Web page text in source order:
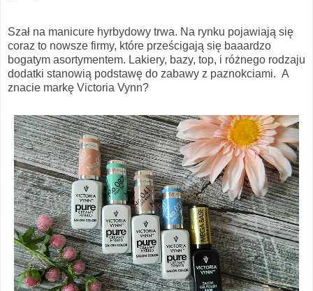
Szał na manicure hyrbydowy trwa. Na rynku pojawiają się
coraz to nowsze firmy, które prześcigają się baaardzo
bogatym asortymentem. Lakiery, bazy, top, i różnego rodzaju
dodatki stanowią podstawę do zabawy z paznokciami. A
znacie markę Victoria Vynn?